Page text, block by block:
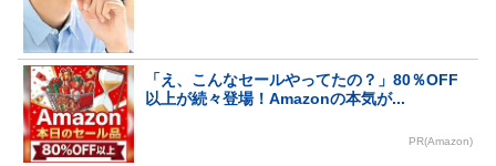
「え、こんなセールやってたの？」80％OFF
以上が続々登場！Amazonの本気が...
PR(Amazon)